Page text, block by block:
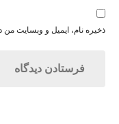
ذخیره نام، ایمیل و وبسایت من